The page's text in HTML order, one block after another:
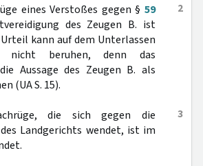
2
eines Verstoßes gegen § 59
des Zeugen B. ist
kann auf dem Unterlassen
nicht beruhen, denn das
Aussage des Zeugen B. als
(UA S. 15).
3
die sich gegen die
Landgerichts wendet, ist im